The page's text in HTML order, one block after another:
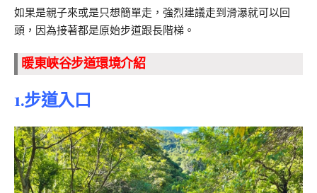
如果是親子來或是只想簡單走，強烈建議走到滑瀑就可以回
頭，因為接著都是原始步道跟長階梯。
暖東峽谷步道環境介紹
1.步道入口